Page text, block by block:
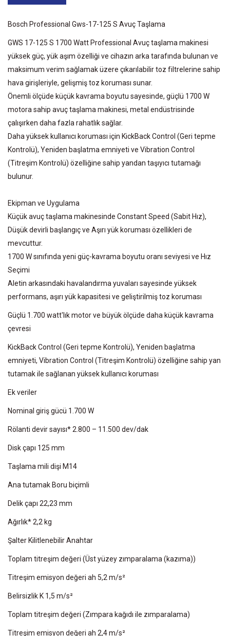
Bosch Professional Gws-17-125 S Avuç Taşlama
GWS 17-125 S 1700 Watt Professional Avuç taşlama makinesi
yüksek güç, yük aşım özelliği ve cihazın arka tarafında bulunan ve
maksimum verim sağlamak üzere çıkarılabilir toz filtrelerine sahip
hava girişleriyle, gelişmiş toz koruması sunar.
Önemli ölçüde küçük kavrama boyutu sayesinde, güçlü 1700 W
motora sahip avuç taşlama makinesi, metal endüstrisinde
çalışırken daha fazla rahatlık sağlar.
Daha yüksek kullanıcı koruması için KickBack Control (Geri tepme
Kontrolü), Yeniden başlatma emniyeti ve Vibration Control
(Titreşim Kontrolü) özelliğine sahip yandan taşıyıcı tutamağı
bulunur.
Ekipman ve Uygulama
Küçük avuç taşlama makinesinde Constant Speed (Sabit Hız),
Düşük devirli başlangıç ve Aşırı yük koruması özellikleri de
mevcuttur.
1700 W sınıfında yeni güç-kavrama boyutu oranı seviyesi ve Hız
Seçimi
Aletin arkasındaki havalandırma yuvaları sayesinde yüksek
performans, aşırı yük kapasitesi ve geliştirilmiş toz koruması
Güçlü 1.700 watt'lık motor ve büyük ölçüde daha küçük kavrama
çevresi
KickBack Control (Geri tepme Kontrolü), Yeniden başlatma
emniyeti, Vibration Control (Titreşim Kontrolü) özelliğine sahip yan
tutamak ile sağlanan yüksek kullanıcı koruması
Ek veriler
Nominal giriş gücü 1.700 W
Rölanti devir sayısı* 2.800 – 11.500 dev/dak
Disk çapı 125 mm
Taşlama mili dişi M14
Ana tutamak Boru biçimli
Delik çapı 22,23 mm
Ağırlık* 2,2 kg
Şalter Kilitlenebilir Anahtar
Toplam titreşim değeri (Üst yüzey zımparalama (kazıma))
Titreşim emisyon değeri ah 5,2 m/s²
Belirsizlik K 1,5 m/s²
Toplam titreşim değeri (Zımpara kağıdı ile zımparalama)
Titreşim emisyon değeri ah 2,4 m/s²